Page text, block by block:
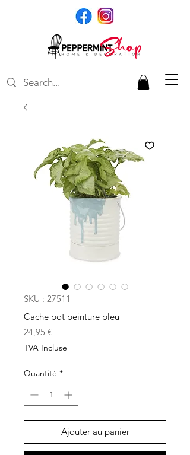
SKU : 27511
Cache pot peinture bleu
24,95 €Prix
TVA Incluse
Quantité *
Ajouter au panier